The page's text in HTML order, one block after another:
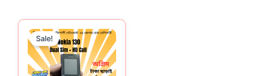
Sale!
price
was:
1,250.00৳ .
Current
price
is:
850.00৳ .